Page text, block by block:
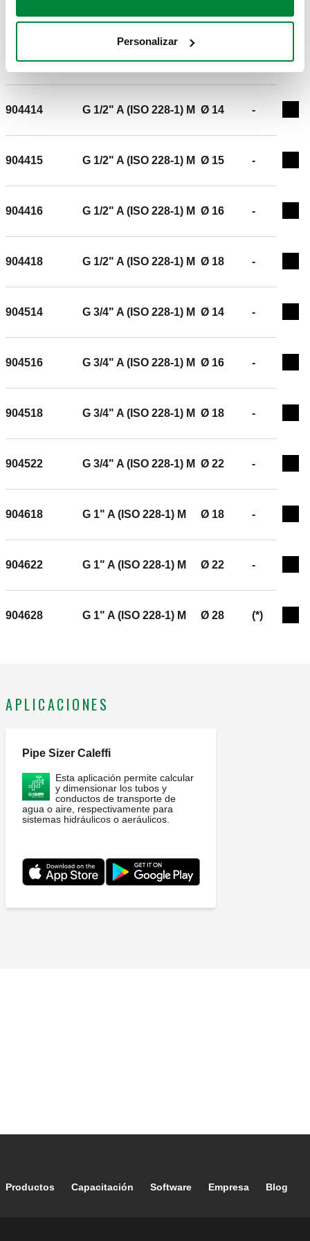
Personalizar
904412 G 1/2" A (ISO 228-1) M Ø 12 -
904414 G 1/2" A (ISO 228-1) M Ø 14 -
904415 G 1/2" A (ISO 228-1) M Ø 15 -
904416 G 1/2" A (ISO 228-1) M Ø 16 -
904418 G 1/2" A (ISO 228-1) M Ø 18 -
904514 G 3/4" A (ISO 228-1) M Ø 14 -
904516 G 3/4" A (ISO 228-1) M Ø 16 -
904518 G 3/4" A (ISO 228-1) M Ø 18 -
904522 G 3/4" A (ISO 228-1) M Ø 22 -
904618 G 1" A (ISO 228-1) M Ø 18 -
904622 G 1" A (ISO 228-1) M Ø 22 -
904628 G 1" A (ISO 228-1) M Ø 28 (*)
APLICACIONES
Pipe Sizer Caleffi
Esta aplicación permite calcular
y dimensionar los tubos y
conductos de transporte de
agua o aire, respectivamente para
sistemas hidráulicos o aeráulicos.
Footer main navigation
Productos Capacitación Software Empresa Blog